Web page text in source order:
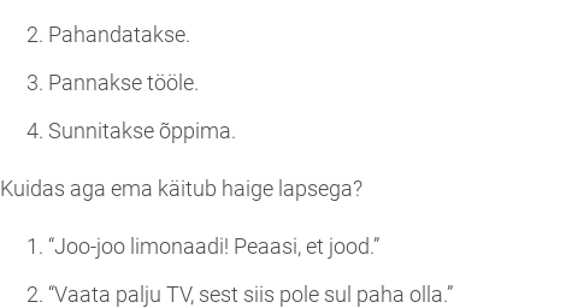
Pahandatakse.
Pannakse tööle.
Sunnitakse õppima.
Kuidas aga ema käitub haige lapsega?
“Joo-joo limonaadi! Peaasi, et jood.”
“Vaata palju TV, sest siis pole sul paha olla.”